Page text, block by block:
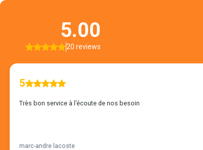
5.00
20 reviews
5
Très bon service à l’écoute de nos besoin
marc-andre lacoste